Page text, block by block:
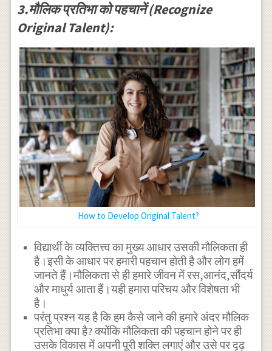
3.मौलिक प्रतिभा को पहचानें (Recognize
Original Talent):
How to Develop Original Talent?
विद्यार्थी के व्यक्तित्त्व का मुख्य आधार उसकी मौलिकता ही
है।इसी के आधार पर हमारी पहचान होती है और लोग हमें
जानते हैं।मौलिकता से ही हमारे जीवन में रस,आनंद,सौंदर्य
और माधुर्य आता हैं।यही हमारा परिचय और विशेषता भी
है।
परंतु प्रश्न यह है कि हम कैसे जाने की हमारे अंदर मौलिक
प्रतिभा क्या है? क्योंकि मौलिकता की पहचान होने पर ही
उसके विकास में अपनी पूरी शक्ति लगाएं और उसे पर दृढ़